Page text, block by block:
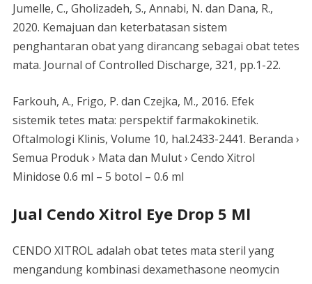
Jumelle, C., Gholizadeh, S., Annabi, N. dan Dana, R.,
2020. Kemajuan dan keterbatasan sistem
penghantaran obat yang dirancang sebagai obat tetes
mata. Journal of Controlled Discharge, 321, pp.1-22.
Farkouh, A., Frigo, P. dan Czejka, M., 2016. Efek
sistemik tetes mata: perspektif farmakokinetik.
Oftalmologi Klinis, Volume 10, hal.2433-2441. Beranda ›
Semua Produk › Mata dan Mulut › Cendo Xitrol
Minidose 0.6 ml – 5 botol – 0.6 ml
Jual Cendo Xitrol Eye Drop 5 Ml
CENDO XITROL adalah obat tetes mata steril yang
mengandung kombinasi dexamethasone neomycin